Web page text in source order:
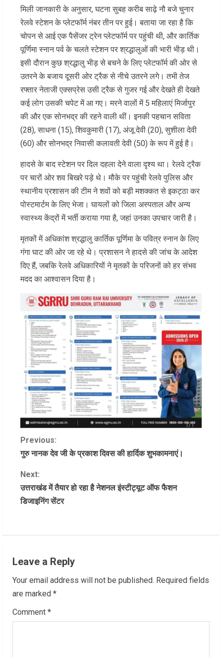
मिली जानकारी के अनुसार, घटना सुबह करीब साढ़े नौ बजे चुनार
रेलवे स्टेशन के प्लेटफॉर्म नंबर तीन पर हुई। बताया जा रहा है कि
चोपन से आई एक पैसेंजर ट्रेन प्लेटफॉर्म पर पहुंची थी, और कार्तिक
पूर्णिमा स्नान पर्व के चलते स्टेशन पर श्रद्धालुओं की भारी भीड़ थी।
इसी दौरान कुछ श्रद्धालु भीड़ से बचने के लिए प्लेटफॉर्म की ओर से
उतरने के बजाय दूसरी ओर ट्रैक से नीचे उतरने लगे। तभी तेज
रफ्तार नेताजी एक्सप्रेस उसी ट्रैक से गुजर गई और देखते ही देखते
कई लोग उसकी चपेट में आ गए। मरने वालों में 5 महिलाएं मिर्जापुर
की और एक सोनभद्र की रहने वाली थीं। इनकी पहचान सविता
(28), साधना (15), शिवकुमारी (17), अंजू देवी (20), सुशीला देवी
(60) और सोनभद्र निवासी कलावती देवी (50) के रूप में हुई है।
हादसे के बाद स्टेशन पर दिल दहला देने वाला दृश्य था। रेलवे ट्रैक
पर चारों ओर शव बिखरे पड़े थे। मौके पर पहुंची रेलवे पुलिस और
स्थानीय प्रशासन की टीम ने शवों को बड़ी मशक्कत से इकट्ठा कर
पोस्टमार्टम के लिए भेजा। घायलों को जिला अस्पताल और अन्य
स्वास्थ्य केंद्रों में भर्ती कराया गया है, जहां उनका उपचार जारी है।
मृतकों में अधिकांश श्रद्धालु कार्तिक पूर्णिमा के पवित्र स्नान के लिए
गंगा घाट की ओर जा रहे थे। प्रशासन ने हादसे की जांच के आदेश
दिए हैं, जबकि रेलवे अधिकारियों ने मृतकों के परिजनों को हर संभव
मदद का आश्वासन दिया है।
C
o
n
t
u
e
R
Previous:
गुरु नानक देव जी के प्रकाश दिवस की हार्दिक शुभकामनाएं।
Next:
उत्तराखंड में तैयार हो रहा है नेशनल इंस्टीट्यूट ऑफ फैशन
डिजाइनिंग सेंटर
Leave a Reply
Your email address will not be published. Required fields
are marked *
Comment *